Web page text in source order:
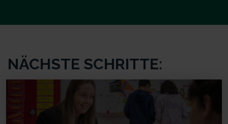
NÄCHSTE SCHRITTE: